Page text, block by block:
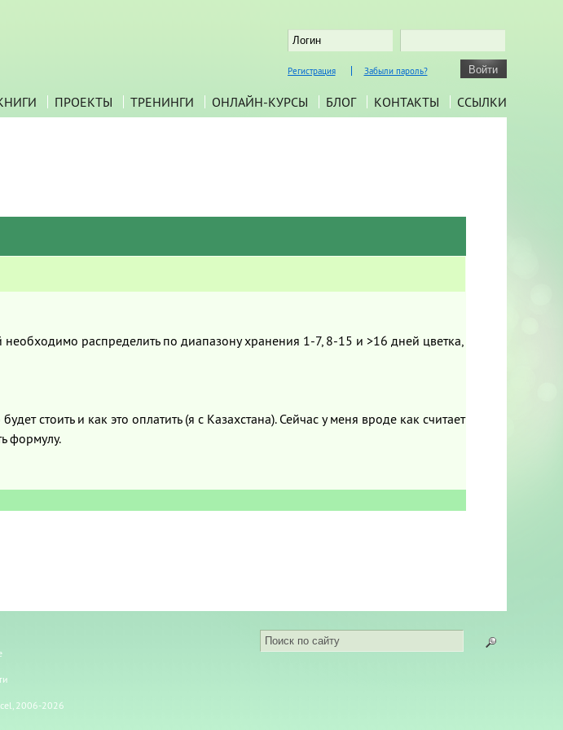
Регистрация Забыли пароль?
ПРОЕКТЫ ТРЕНИНГИ ОНЛАЙН-КУРСЫ БЛОГ КОНТАКТЫ ССЫЛКИ
распределить по диапазону хранения 1-7, 8-15 и >16 дней цветка,
стоить и как это оплатить (я с Казахстана). Сейчас у меня вроде как считает
формулу.
2006-2026